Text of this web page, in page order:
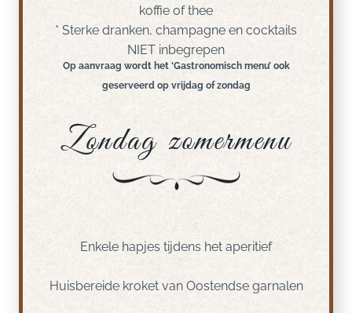
koffie of thee
* Sterke dranken, champagne en cocktails
NIET inbegrepen
Op aanvraag wordt het ‘Gastronomisch menu’ ook
geserveerd op vrijdag of zondag
Zondag zomermenu
Enkele hapjes tijdens het aperitief
Huisbereide kroket van Oostendse garnalen